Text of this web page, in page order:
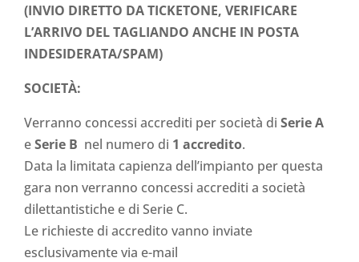
(INVIO DIRETTO DA TICKETONE, VERIFICARE
L’ARRIVO DEL TAGLIANDO ANCHE IN POSTA
INDESIDERATA/SPAM)
SOCIETÀ:
Verranno concessi accrediti per società di Serie A
eSerie B nel numero di 1 accredito.
Data la limitata capienza dell’impianto per questa
gara non verranno concessi accrediti a società
dilettantistiche e di Serie C.
Le richieste di accredito vanno inviate
esclusivamente via e-mail